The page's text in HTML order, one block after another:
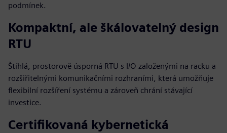
podmínek.
Kompaktní, ale škálovatelný design
RTU
Štíhlá, prostorově úsporná RTU s I/O založenými na racku a
rozšiřitelnými komunikačními rozhraními, která umožňuje
flexibilní rozšíření systému a zároveň chrání stávající
investice.
Certifikovaná kybernetická